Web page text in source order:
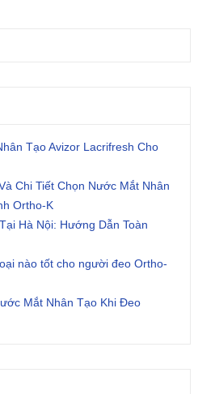
Tạo Avizor Lacrifresh Cho
Chi Tiết Chọn Nước Mắt Nhân
Ortho-K
Hà Nội: Hướng Dẫn Toàn
nào tốt cho người đeo Ortho-
Mắt Nhân Tạo Khi Đeo